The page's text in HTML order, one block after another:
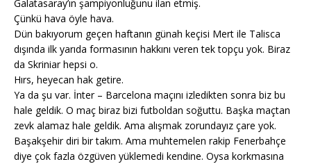
Galatasaray’ın şampiyonluğunu ilan etmiş.
Çünkü hava öyle hava.
Dün bakıyorum geçen haftanın günah keçisi Mert ile Talisca
dışında ilk yarıda formasının hakkını veren tek topçu yok. Biraz
da Skriniar hepsi o.
Hırs, heyecan hak getire.
Ya da şu var. İnter – Barcelona maçını izledikten sonra biz bu
hale geldik. O maç biraz bizi futboldan soğuttu. Başka maçtan
zevk alamaz hale geldik. Ama alışmak zorundayız çare yok.
Başakşehir diri bir takım. Ama muhtemelen rakip Fenerbahçe
diye çok fazla özgüven yüklemedi kendine. Oysa korkmasına